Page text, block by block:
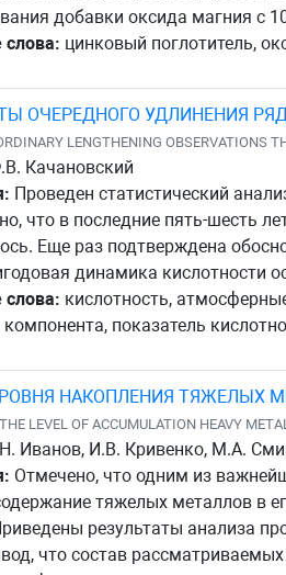
добавки оксида магния с
цинковый поглотитель,
ОЧЕРЕДНОГО УДЛИНЕНИЯ
Качановский
Проведен статистический
что в последние пять-шесть
Еще раз подтверждена
динамика кислотности
кислотность,
показатель
НАКОПЛЕНИЯ ТЯЖЕЛЫХ
LEVEL OF ACCUMULATION HEAVY
Иванов, И.В. Кривенко, М.А.
Отмечено, что одним из
тяжелых металлов в
результаты анализа
что состав